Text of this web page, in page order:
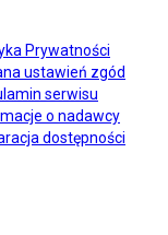
Prywatności
ustawień zgód
serwisu
o nadawcy
dostępności